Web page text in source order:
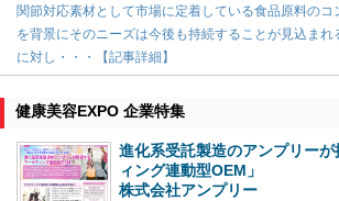
関節対応素材として市場に定着している食品原料の
を背景にそのニーズは今後も持続することが見込ま
に対し・・・【記事詳細】
健康美容EXPO 企業特集
進化系受託製造のアンプリー
ィング連動型OEM」
株式会社アンプリー